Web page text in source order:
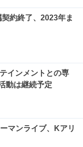
約終了、2023年ま
インメントとの専
動は継続予定
マンライブ、Kアリ